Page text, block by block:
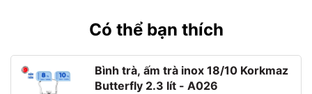
Có thể bạn thích
Bình trà, ấm trà inox 18/10 Korkmaz
Butterfly 2.3 lít - A026